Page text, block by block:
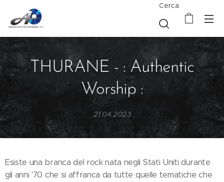
Cerca
THURANE - : Authentic
Worship :
21.04.2023
Esiste una branca del rock nata negli Stati Uniti durante
gli anni '70 che si affranca da tutte quelle tematiche che